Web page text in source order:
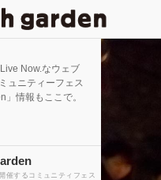
Now.なウェブ
ュニティーフェス
」情報もここで。
催するコミュニティフェス